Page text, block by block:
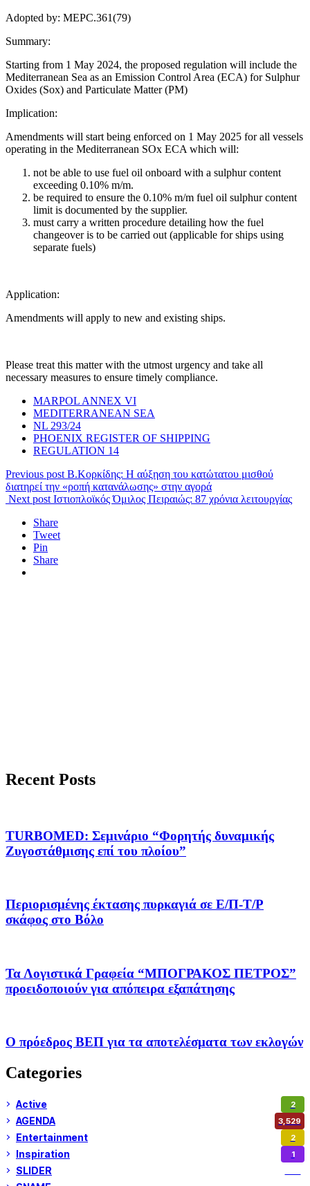
Adopted by: MEPC.361(79)
Summary:
Starting from 1 May 2024, the proposed regulation will include the
Mediterranean Sea as an Emission Control Area (ECA) for Sulphur
Oxides (Sox) and Particulate Matter (PM)
Implication:
Amendments will start being enforced on 1 May 2025 for all vessels
operating in the Mediterranean SOx ECA which will:
not be able to use fuel oil onboard with a sulphur content
exceeding 0.10% m/m.
be required to ensure the 0.10% m/m fuel oil sulphur content
limit is documented by the supplier.
must carry a written procedure detailing how the fuel
changeover is to be carried out (applicable for ships using
separate fuels)
Application:
Amendments will apply to new and existing ships.
Please treat this matter with the utmost urgency and take all
necessary measures to ensure timely compliance.
MARPOL ANNEX VI
MEDITERRANEAN SEA
NL 293/24
PHOENIX REGISTER OF SHIPPING
REGULATION 14
Previous post Β.Κορκίδης: Η αύξηση του κατώτατου μισθού
διατηρεί την «ροπή κατανάλωσης» στην αγορά
Next post Ιστιοπλοϊκός Όμιλος Πειραιώς: 87 χρόνια λειτουργίας
Share
Tweet
Pin
Share
Recent Posts
TURBOMED: Σεμινάριο “Φορητής δυναμικής
Ζυγοστάθμισης επί του πλοίου”
Περιορισμένης έκτασης πυρκαγιά σε Ε/Π-Τ/Ρ
σκάφος στο Βόλο
Τα Λογιστικά Γραφεία “ΜΠΟΓΡΑΚΟΣ ΠΕΤΡΟΣ”
προειδοποιούν για απόπειρα εξαπάτησης
Ο πρόεδρος ΒΕΠ για τα αποτελέσματα των εκλογών
Categories
Active 2
AGENDA 3,529
Entertainment 2
Inspiration 1
SLIDER